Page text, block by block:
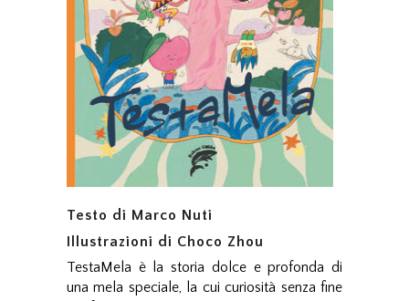
Testo di Marco Nuti
Illustrazioni di Choco Zhou
TestaMela è la storia dolce e profonda di
una mela speciale, la cui curiosità senza fine